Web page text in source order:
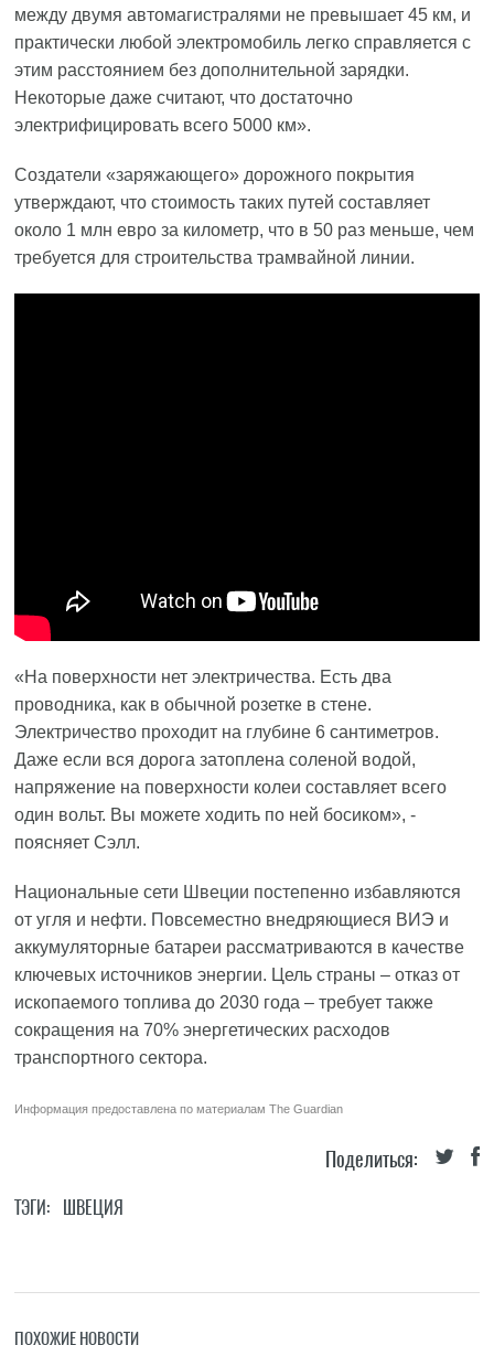
между двумя автомагистралями не превышает 45 км, и
практически любой электромобиль легко справляется с
этим расстоянием без дополнительной зарядки.
Некоторые даже считают, что достаточно
электрифицировать всего 5000 км».
Создатели «заряжающего» дорожного покрытия
утверждают, что стоимость таких путей составляет
около 1 млн евро за километр, что в 50 раз меньше, чем
требуется для строительства трамвайной линии.
«На поверхности нет электричества. Есть два
проводника, как в обычной розетке в стене.
Электричество проходит на глубине 6 сантиметров.
Даже если вся дорога затоплена соленой водой,
напряжение на поверхности колеи составляет всего
один вольт. Вы можете ходить по ней босиком», -
поясняет Сэлл.
Национальные сети Швеции постепенно избавляются
от угля и нефти. Повсеместно внедряющиеся ВИЭ и
аккумуляторные батареи рассматриваются в качестве
ключевых источников энергии. Цель страны – отказ от
ископаемого топлива до 2030 года – требует также
сокращения на 70% энергетических расходов
транспортного сектора.
Информация предоставлена по материаламThe Guardian
Поделиться:
ТЭГИ: ШВЕЦИЯ
ПОХОЖИЕ НОВОСТИ